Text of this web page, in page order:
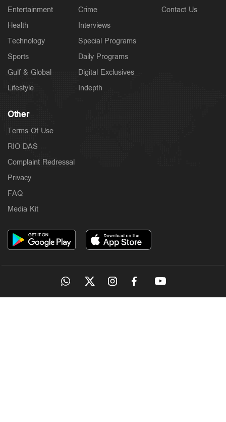
Entertainment
Health
Technology
Sports
Gulf & Global
Lifestyle
Crime
Interviews
Special Programs
Daily Programs
Digital Exclusives
Indepth
Contact Us
Other
Terms Of Use
RIO DAS
Complaint Redressal
Privacy
FAQ
Media Kit